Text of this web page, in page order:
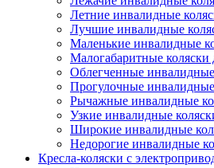
Летние инвалидные
Лучшие инвалидные
Маленькие инвалидные
Малогабаритные коляски
Облегченные
Прогулочные
Рычажные инвалидные
Узкие инвалидные
Широкие инвалидные
Недорогие инвалидные
Кресла-коляски с